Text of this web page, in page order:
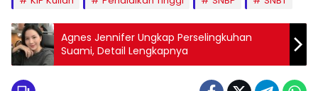
Agnes Jennifer Ungkap Perselingkuhan
Suami, Detail Lengkapnya